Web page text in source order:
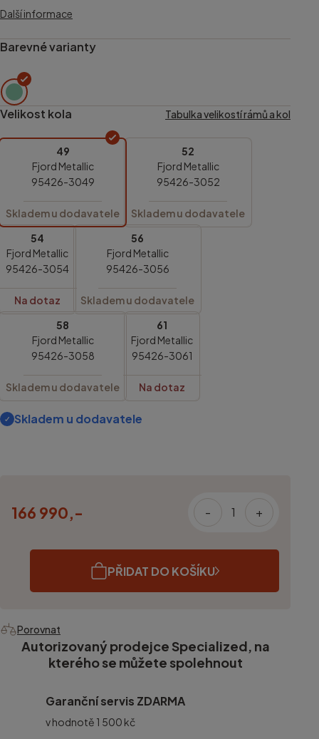
Další informace
Barevné varianty
Velikost kola Tabulka velikostí rámů a kol
49
Fjord Metallic
95426-3049
Skladem u dodavatele
52
Fjord Metallic
95426-3052
Skladem u dodavatele
54
Fjord Metallic
95426-3054
Na dotaz
56
Fjord Metallic
95426-3056
Skladem u dodavatele
58
Fjord Metallic
95426-3058
Skladem u dodavatele
61
Fjord Metallic
95426-3061
Na dotaz
Skladem u dodavatele
166 990,- - +
PŘIDAT DO KOŠÍKU
Porovnat
Autorizovaný prodejce Specialized, na
kterého se můžete spolehnout
Garanční servis ZDARMA
v hodnotě 1 500 kč